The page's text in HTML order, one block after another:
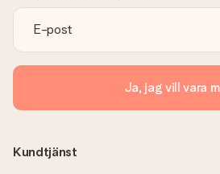
Vi beklagar att du inte är fullt nöjd
kontakta vår kundtjänst, de hjälper
Skickas fakturan tillsammans med
Ingen faktura skickas med själva
skickas alltid med e-postbekräftelsen
Ja, jag vill vara
Kundtjänst